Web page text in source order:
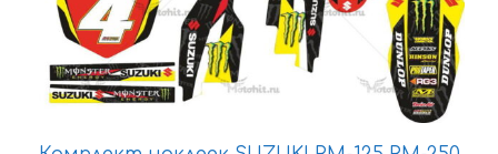
товара.